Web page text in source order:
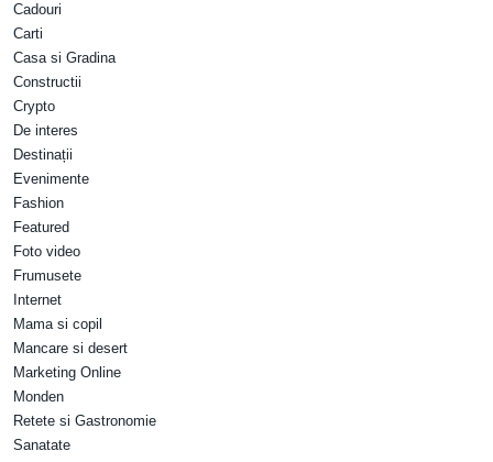
Cadouri
Carti
Casa si Gradina
Constructii
Crypto
De interes
Destinații
Evenimente
Fashion
Featured
Foto video
Frumusete
Internet
Mama si copil
Mancare si desert
Marketing Online
Monden
Retete si Gastronomie
Sanatate